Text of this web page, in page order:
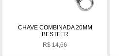
CHAVE COMBINADA 20MM
BESTFER
R$ 14,66